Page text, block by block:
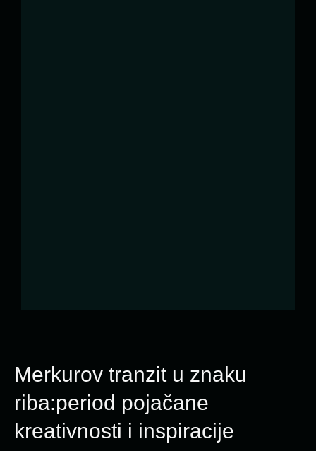
Merkurov tranzit u znaku
riba:period pojačane
kreativnosti i inspiracije